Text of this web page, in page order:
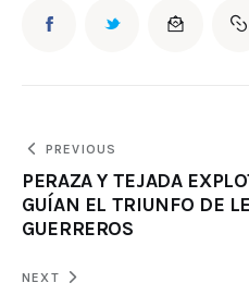
PREVIOUS
PERAZA Y TEJADA
GUÍAN EL TRIUNFO DE
GUERREROS
NEXT